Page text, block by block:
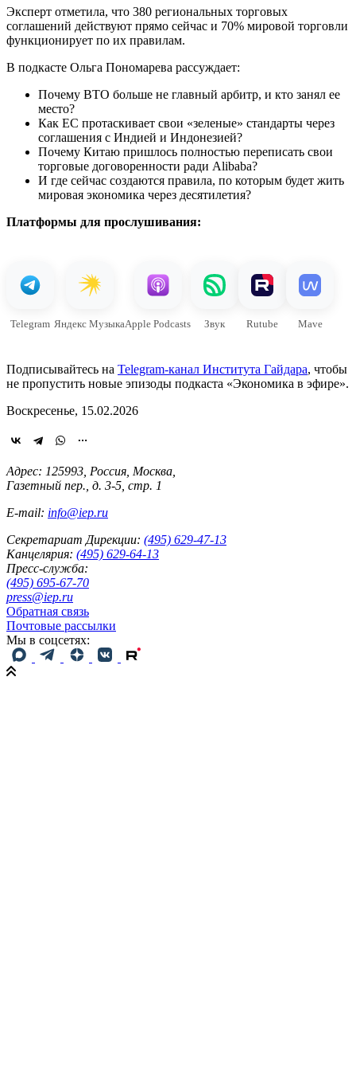
Эксперт отметила, что 380 региональных торговых
соглашений действуют прямо сейчас и 70% мировой торговли
функционирует по их правилам.
В подкасте Ольга Пономарева рассуждает:
Почему ВТО больше не главный арбитр, и кто занял ее
место?
Как ЕС протаскивает свои «зеленые» стандарты через
соглашения с Индией и Индонезией?
Почему Китаю пришлось полностью переписать свои
торговые договоренности ради Alibaba?
И где сейчас создаются правила, по которым будет жить
мировая экономика через десятилетия?
Платформы для прослушивания:
Telegram Яндекс МузыкаApple Podcasts Звук Rutube Mave
Подписывайтесь на Telegram-канал Института Гайдара, чтобы
не пропустить новые эпизоды подкаста «Экономика в эфире».
Воскресенье, 15.02.2026
Адрес: 125993, Россия, Москва,
Газетный пер., д. 3-5, стр. 1
E-mail: info@iep.ru
Секретариат Дирекции: (495) 629-47-13
Канцелярия: (495) 629-64-13
Пресс-служба:
(495) 695-67-70
press@iep.ru
Обратная связь
Почтовые рассылки
Мы в соцсетях: